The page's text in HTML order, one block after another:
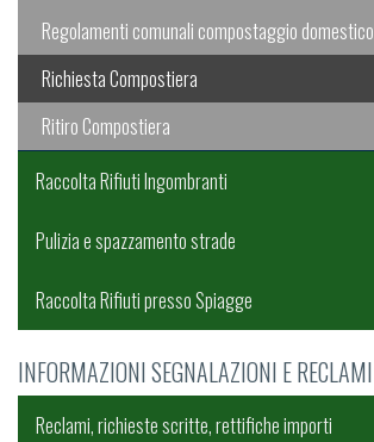
Regolamenti comunali compostaggio domestico
Richiesta Compostiera
Ritiro Compostiera
Raccolta Rifiuti Ingombranti
Pulizia e spazzamento strade
Raccolta Rifiuti presso Spiagge
INFORMAZIONI SEGNALAZIONI E RECLAMI
Reclami, richieste scritte, rettifiche importi